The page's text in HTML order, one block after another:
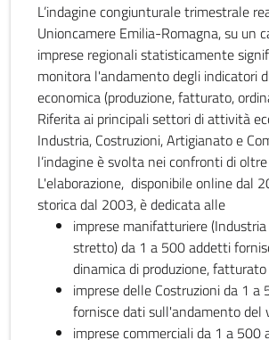
L’indagine congiunturale trimestrale
Unioncamere Emilia-Romagna, su un
imprese regionali statisticamente
monitora l'andamento degli indicatori
economica (produzione, fatturato,
Riferita ai principali settori di attività
Industria, Costruzioni, Artigianato e
l’indagine è svolta nei confronti di
L'elaborazione, disponibile online dal
storica dal 2003, è dedicata alle
imprese manifatturiere
stretto) da 1 a 500 addetti
dinamica di produzione,
imprese delle Costruzioni da 1 a
fornisce dati sull'andamento del
imprese commerciali da 1 a 500